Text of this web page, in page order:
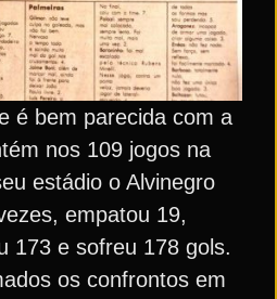
é bem parecida com a
nos 109 jogos na
estádio o Alvinegro
empatou 19,
173 e sofreu 178 gols.
os confrontos em